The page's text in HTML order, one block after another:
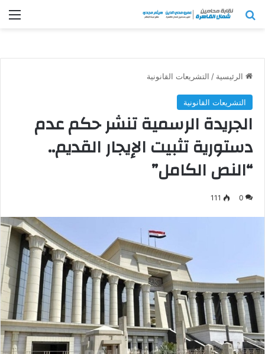
بحث عن
الرئيسية / التشريعات القانونية
التشريعات القانونية
الجريدة الرسمية تنشر حكم عدم
دستورية تثبيت الإيجار القديم..
“النص الكامل”
0
111